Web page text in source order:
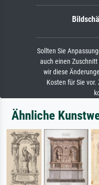
Sollten Sie
auch einen
wir diese
Kosten für Sie
Ähnliche